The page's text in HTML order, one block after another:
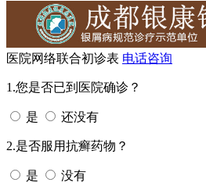
医院网络联合初诊表 电话咨询
1.您是否已到医院确诊？
是 还没有
2.是否服用抗癣药物？
是 没有